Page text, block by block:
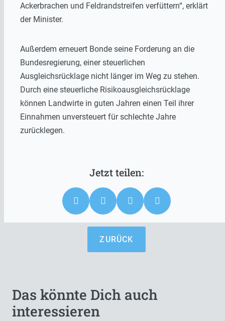
Ackerbrachen und Feldrandstreifen verfüttern“, erklärt
der Minister.
Außerdem erneuert Bonde seine Forderung an die
Bundesregierung, einer steuerlichen
Ausgleichsrücklage nicht länger im Weg zu stehen.
Durch eine steuerliche Risikoausgleichsrücklage
können Landwirte in guten Jahren einen Teil ihrer
Einnahmen unversteuert für schlechte Jahre
zurücklegen.
ZURÜCK
Das könnte Dich auch
interessieren